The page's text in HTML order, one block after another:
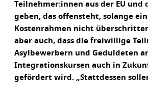
Teilnehmer:innen aus der EU und
geben, das offensteht, solange
Kostenrahmen nicht
aber auch, dass die freiwillige
Asylbewerbern und Geduldeten
Integrationskursen auch in
gefördert wird. „Stattdessen